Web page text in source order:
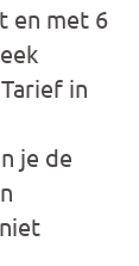
en met 6
in
je de